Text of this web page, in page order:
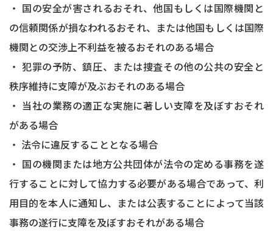
・ 国の安全が害されるおそれ、他国もしくは国際機関と
の信頼関係が損なわれるおそれ、または他国もしくは国際
機関との交渉上不利益を被るおそれのある場合
・ 犯罪の予防、鎮圧、または捜査その他の公共の安全と
秩序維持に支障が及ぶおそれのある場合
・ 当社の業務の適正な実施に著しい支障を及ぼすおそれ
がある場合
・ 法令に違反することとなる場合
・ 国の機関または地方公共団体が法令の定める事務を遂
行することに対して協力する必要がある場合であって、利
用目的を本人に通知し、または公表することによって当該
事務の遂行に支障を及ぼすおそれがある場合